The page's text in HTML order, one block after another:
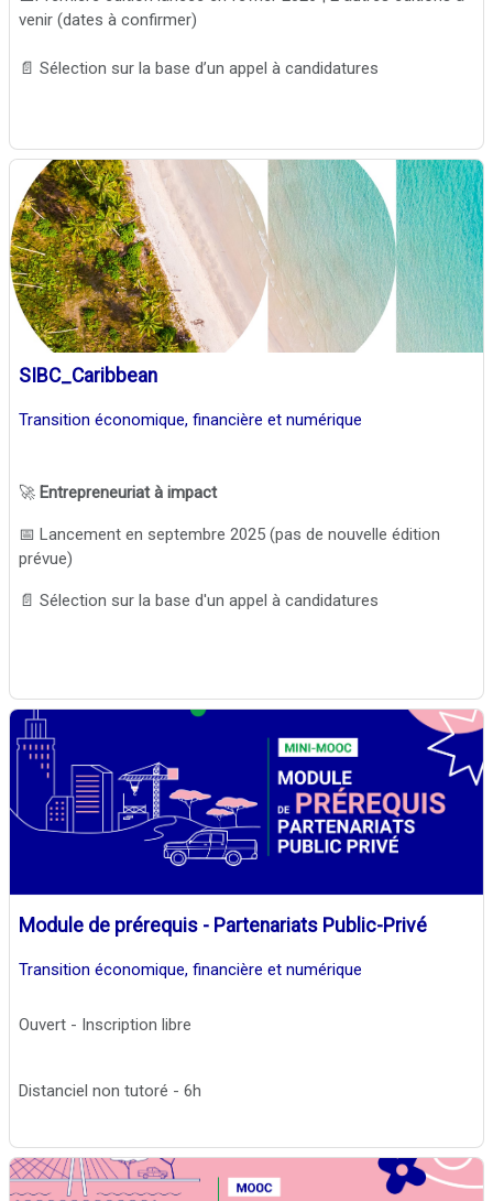
venir (dates à confirmer)
📄 Sélection sur la base d’un appel à candidatures
SIBC_Caribbean
Transition économique, financière et numérique
🚀 Entrepreneuriat à impact
📅 Lancement en septembre 2025 (pas de nouvelle édition
prévue)
📄 Sélection sur la base d'un appel à candidatures
Module de prérequis - Partenariats Public-Privé
Transition économique, financière et numérique
Ouvert - Inscription libre
Distanciel non tutoré - 6h